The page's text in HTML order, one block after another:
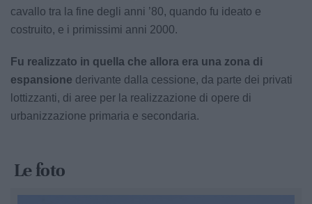
cavallo tra la fine degli anni ’80, quando fu ideato e
costruito, e i primissimi anni 2000.
Fu realizzato in quella che allora era una zona di
espansione derivante dalla cessione, da parte dei privati
lottizzanti, di aree per la realizzazione di opere di
urbanizzazione primaria e secondaria.
Le foto